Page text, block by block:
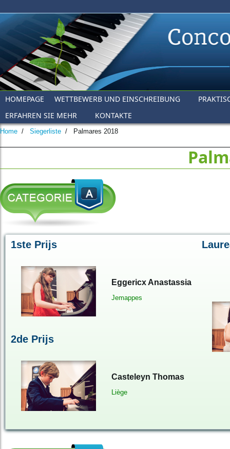
HOMEPAGE WETTBEWERB UND EINSCHREIBUNG
ERFAHREN SIE MEHR
KONTAKTE
Home / Siegerliste / Palmares 2018
1ste Prijs
Eggericx Anastassia
Jemappes
2de Prijs
Casteleyn Thomas
Liège